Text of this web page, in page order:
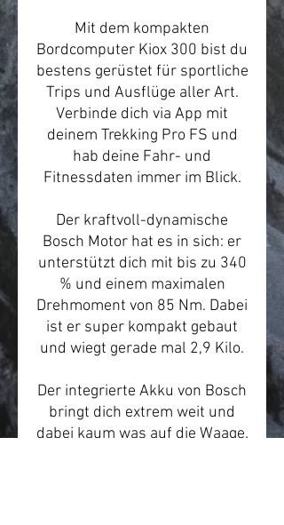
Mit dem kompakten
Bordcomputer Kiox 300 bist du
bestens gerüstet für sportliche
Trips und Ausflüge aller Art.
Verbinde dich via App mit
deinem Trekking Pro FS und
hab deine Fahr- und
Fitnessdaten immer im Blick.
Der kraftvoll-dynamische
Bosch Motor hat es in sich: er
unterstützt dich mit bis zu 340
% und einem maximalen
Drehmoment von 85 Nm. Dabei
ist er super kompakt gebaut
und wiegt gerade mal 2,9 Kilo.
Der integrierte Akku von Bosch
bringt dich extrem weit und
dabei kaum was auf die Waage.